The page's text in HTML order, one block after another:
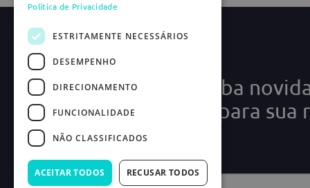
Cadastre-se e receba
ofertas exclusivas para sua
médica!
Política de Privacidade
ESTRITAMENTE NECESSÁRIOS
DESEMPENHO
DIRECIONAMENTO
FUNCIONALIDADE
NÃO CLASSIFICADOS
ACEITAR TODOS RECUSAR TODOS